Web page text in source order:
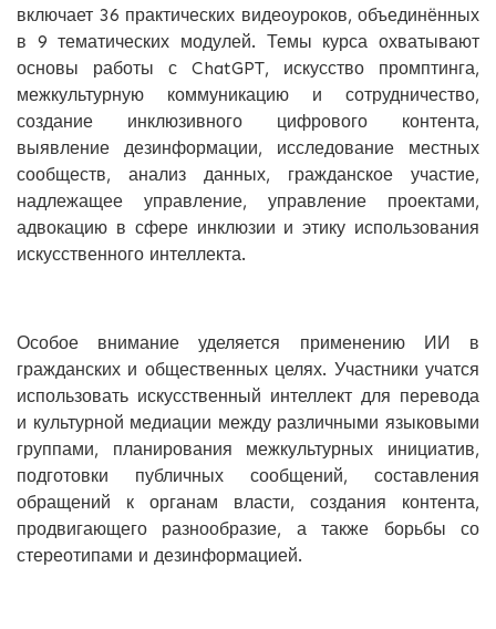
включает 36 практических видеоуроков, объединённых
в 9 тематических модулей. Темы курса охватывают
основы работы с ChatGPT, искусство промптинга,
межкультурную коммуникацию и сотрудничество,
создание инклюзивного цифрового контента,
выявление дезинформации, исследование местных
сообществ, анализ данных, гражданское участие,
надлежащее управление, управление проектами,
адвокацию в сфере инклюзии и этику использования
искусственного интеллекта.
Особое внимание уделяется применению ИИ в
гражданских и общественных целях. Участники учатся
использовать искусственный интеллект для перевода
и культурной медиации между различными языковыми
группами, планирования межкультурных инициатив,
подготовки публичных сообщений, составления
обращений к органам власти, создания контента,
продвигающего разнообразие, а также борьбы со
стереотипами и дезинформацией.